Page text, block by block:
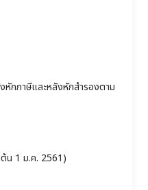
หักภาษีและหลังหักสำรองตาม
น 1 ม.ค. 2561)